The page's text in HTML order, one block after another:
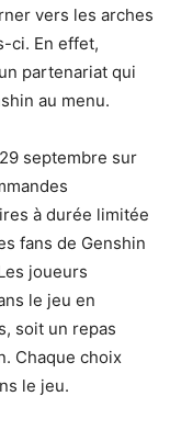
vers les arches
ci. En effet,
partenariat qui
au menu.
septembre sur
à durée limitée
fans de Genshin
joueurs
le jeu en
soit un repas
Chaque choix
le jeu.